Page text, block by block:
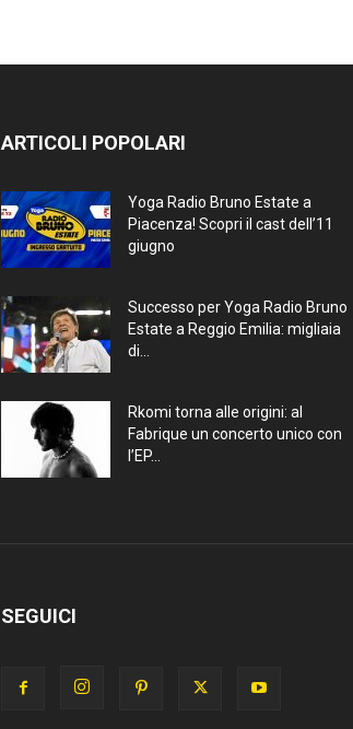
ARTICOLI POPOLARI
Yoga Radio Bruno Estate a
Piacenza! Scopri il cast dell’11
giugno
Successo per Yoga Radio Bruno
Estate a Reggio Emilia: migliaia
di...
Rkomi torna alle origini: al
Fabrique un concerto unico con
l’EP...
SEGUICI